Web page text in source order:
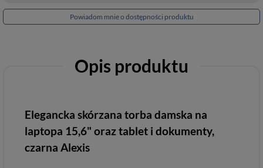
Powiadom mnie o dostępności produktu
Opis produktu
Elegancka skórzana torba damska na
laptopa 15,6" oraz tablet i dokumenty,
czarna Alexis